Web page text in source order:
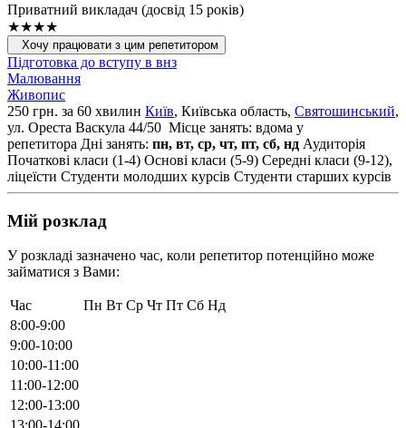
Приватний викладач (досвід 15 років)
★★★★
Хочу працювати з цим репетитором
Підготовка до вступу в внз
Малювання
Живопис
250 грн. за 60 хвилин Київ, Київська область, Святошинський,
ул. Ореста Васкула 44/50 Місце занять: вдома у
репетитора Дні занять: пн, вт, ср, чт, пт, сб, нд Аудиторія
Початкові класи (1-4) Основі класи (5-9) Середні класи (9-12),
ліцеїсти Студенти молодших курсів Студенти старших курсів
Мій розклад
У розкладі зазначено час, коли репетитор потенційно може
займатися з Вами:
Час Пн Вт Ср Чт Пт Сб Нд
8:00-9:00
9:00-10:00
10:00-11:00
11:00-12:00
12:00-13:00